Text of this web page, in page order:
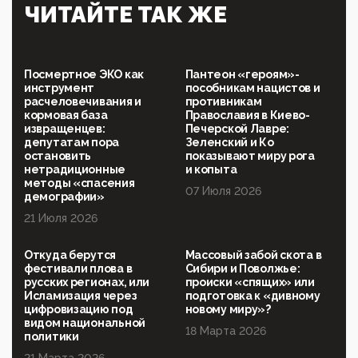
профилактика негатива среди молодежи снова
120 лет парламентаризма: как институт
народовластия превратился в «чего изволите» для
Правительства и АП
06:29, 15 Апреля 2026
Социальный фонд России – пионер жесткого
внедрения цифроконцлагеря: работников СФР по
всей стране принуждают ставить MAX ID под
угрозой увольнения
10:02, 10 Апреля 2026
Президент РАН Красников о том, что родители в
ребенка:"...
09:07, 10 Апреля 2026
Ачто, так можно было?Стоило России хоть капельку
показать зубы, отправивроссийский фрегат
Адмир...
05:52, 10 Апреля 2026
ЧИТАЙТЕ ТАК ЖЕ
Посмертное ЭКО как
инструмент
расчеловечивания и
кормовая база
извращенцев:
депутатам пора
остановить
нетрадиционные
методы «спасения
демографии»
21 Июля 2026
Пантеон «героям»-
пособникам нацистов и
противникам
Православия в Киево-
Печерской Лавре:
Зеленский и Ко
показывают миру рога
и копыта
07 Июля 2026
Откуда берутся
фестивали плова в
русских регионах, или
Исламизация через
цифровизацию под
видом национальной
политики
Массовый забой скота в
Сибири и Поволжье:
происки «спящих» или
подготовка к «дивному
новому миру»?
18 Марта 2026